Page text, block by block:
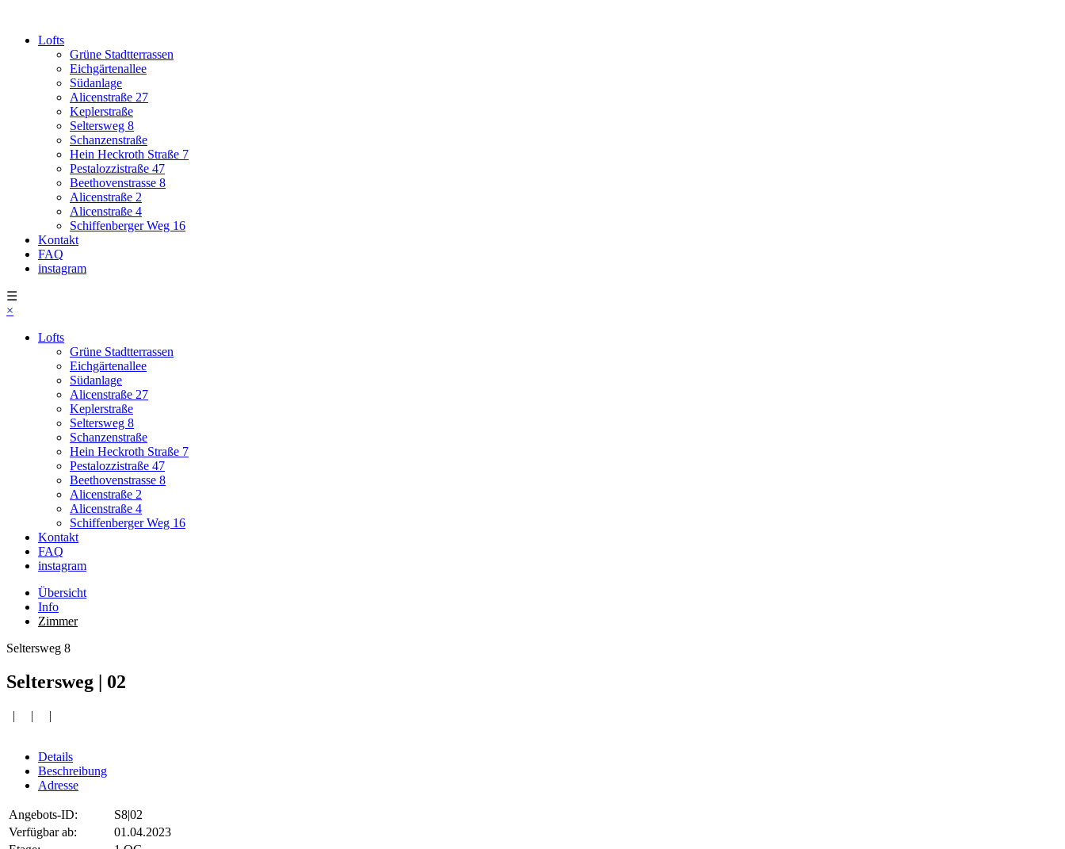
Lofts
Grüne Stadtterrassen
Eichgärtenallee
Südanlage
Alicenstraße 27
Keplerstraße
Seltersweg 8
Schanzenstraße
Hein Heckroth Straße 7
Pestalozzistraße 47
Beethovenstrasse 8
Alicenstraße 2
Alicenstraße 4
Schiffenberger Weg 16
Kontakt
FAQ
instagram
☰
×
Lofts
Grüne Stadtterrassen
Eichgärtenallee
Südanlage
Alicenstraße 27
Keplerstraße
Seltersweg 8
Schanzenstraße
Hein Heckroth Straße 7
Pestalozzistraße 47
Beethovenstrasse 8
Alicenstraße 2
Alicenstraße 4
Schiffenberger Weg 16
Kontakt
FAQ
instagram
Übersicht
Info
Zimmer
Seltersweg 8
Seltersweg | 02
| | |
Details
Beschreibung
Adresse
Angebots-ID:
S8|02
Verfügbar ab:
01.04.2023